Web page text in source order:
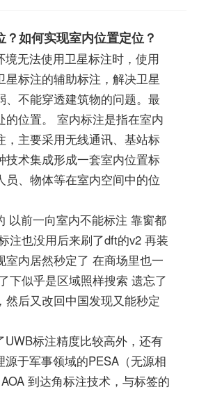
？如何实现室内位置定位？
境无法使用卫星标注时，使用
星标注的辅助标注，解决卫星
、不能穿透建筑物的问题。最
的位置。 室内标注是指在室内
，主要采用无线通讯、基站标
技术集成形成一套室内位置标
员、物体等在室内空间中的位
以前一向室内不能标注 靠窗都
注也没用后来刷了dft的v2 再装
室内居然秒定了 在商场里也一
下似乎是区域照样搜索 遗忘了
然后又改回中国发现又能秒定
UWB标注精度比较高外，还有
源于军事领域的PESA（无源相
到达角标注技术，与标签的